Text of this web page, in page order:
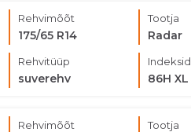
Rehvimõõt
175/65 R14
Tootja
Radar
Rehvitüüp
suverehv
Indeksid
86H XL
Rehvimõõt Tootja